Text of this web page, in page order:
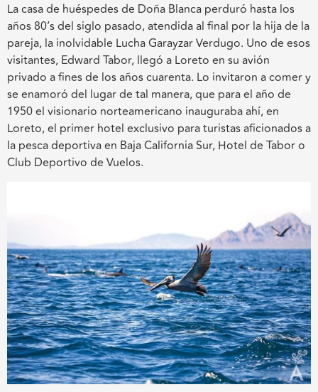
La casa de huéspedes de Doña Blanca perduró hasta los
años 80’s del siglo pasado, atendida al final por la hija de la
pareja, la inolvidable Lucha Garayzar Verdugo. Uno de esos
visitantes, Edward Tabor, llegó a Loreto en su avión
privado a fines de los años cuarenta. Lo invitaron a comer y
se enamoró del lugar de tal manera, que para el año de
1950 el visionario norteamericano inauguraba ahí, en
Loreto, el primer hotel exclusivo para turistas aficionados a
la pesca deportiva en Baja California Sur, Hotel de Tabor o
Club Deportivo de Vuelos.